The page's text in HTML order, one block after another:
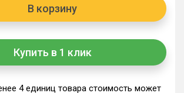
В корзину
Купить в 1 клик
4 единиц товара стоимость может